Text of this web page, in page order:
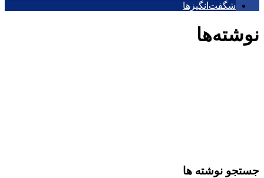
شگفت‌انگیزها
نوشته‌ها
جستجو نوشته ها